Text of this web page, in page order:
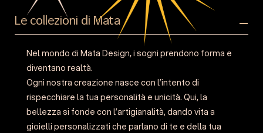
Le collezioni di Mata
Nel mondo di Mata Design, i sogni prendono forma e
diventano realtà.
Ogni nostra creazione nasce con l’intento di
rispecchiare la tua personalità e unicità. Qui, la
bellezza si fonde con l’artigianalità, dando vita a
gioielli personalizzati che parlano di te e della tua